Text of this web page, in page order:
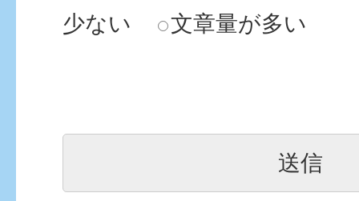
少ない
文章量が多い